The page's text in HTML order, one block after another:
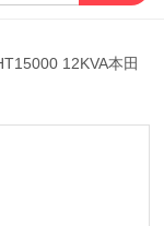
12KVA本田